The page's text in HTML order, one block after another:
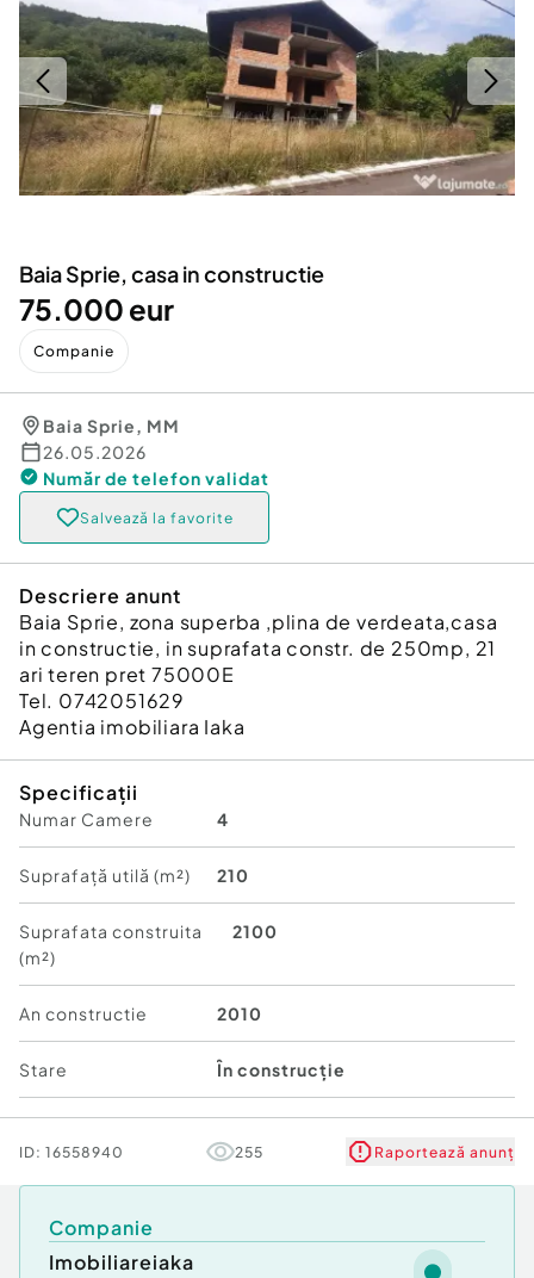
Servicii
Animale de companie
Afaceri și echipamente profesionale
Inchiriere Bunuri si Vehicule
Utilaje agricole si industriale
Piese auto si accesorii
Dacia Duster
Baia Sprie, casa in constructie
75.000 eur
Companie
Baia Sprie, MM
26.05.2026
Număr de telefon validat
Salvează la favorite
Descriere anunt
Baia Sprie, zona superba ,plina de verdeata,casa
in constructie, in suprafata constr. de 250mp, 21
ari teren pret 75000E
Tel. 0742051629
Agentia imobiliara Iaka
Specificații
Numar Camere 4
Suprafață utilă (m²) 210
Suprafata construita
(m²)
2100
An constructie 2010
Stare În construcție
ID: 16558940 255 Raportează anunț
Companie
Imobiliareiaka